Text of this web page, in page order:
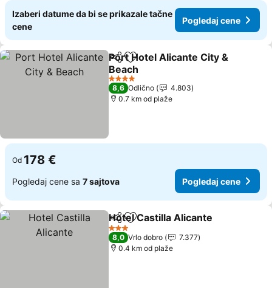
Izaberi datume da bi se prikazale tačne
cene
Pogledaj cene
Deli Dodati u favorite
Port Hotel Alicante City &
Beach
4 Zvezdice
8,6 Odlično
4.803
0.7 km od plaže
Od 178 €
Pogledaj cene sa 7 sajtova Pogledaj cene
Deli Dodati u favorite
Hotel Castilla Alicante
3 Zvezdice
8,0 Vrlo dobro
7.377
0.4 km od plaže